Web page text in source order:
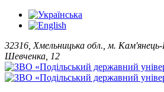
32316, Хмельницька обл., м. Кам'янець-
Шевченка, 12